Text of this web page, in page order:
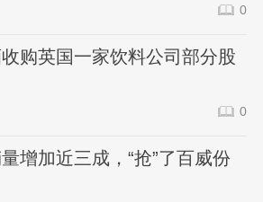
0
购英国一家饮料公司部分股
0
增加近三成，“抢”了百威份